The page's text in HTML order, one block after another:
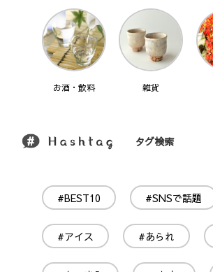
お酒・飲料 雑貨
タグ検索
#BEST10 #SNSで話題
#アイス #あられ